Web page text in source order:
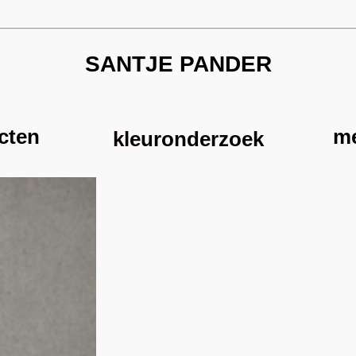
SANTJE PANDER
kleuronderzoek